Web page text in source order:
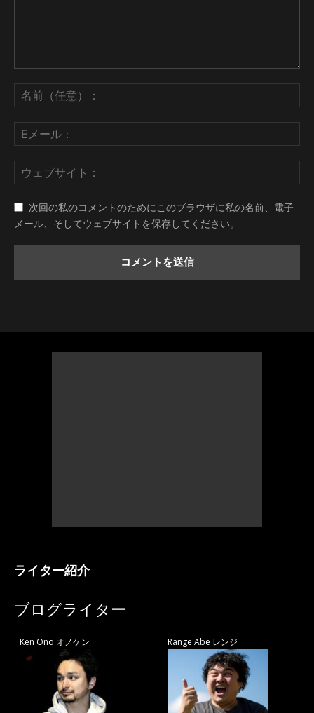
次回の私のコメントのためにこのブラウザに私の名前、電子
メール、そしてウェブサイトを保存してください。
ライター紹介
ブログライター
Ken Ono オノケン Range Abe レンジ